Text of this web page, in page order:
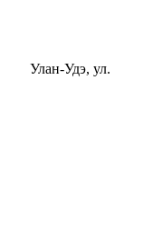
Улан-Удэ, ул.